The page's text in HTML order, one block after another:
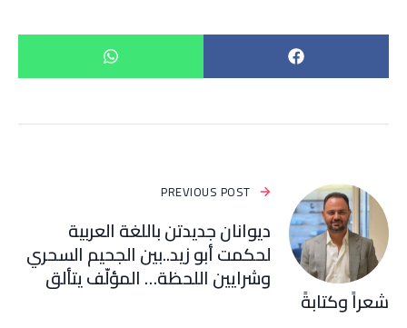
PREVIOUS POST
ديوانان جديدتن باللغة العربية
لحكمت أبو زيد..بين الجحيم السحري
وشرايين اللحظة… المؤلّف يتألق
شعراً وكتابةً